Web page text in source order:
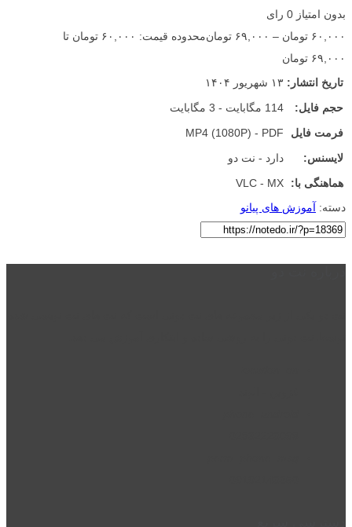
بدون امتیاز 0 رای
۶۰,۰۰۰ تومان – ۶۹,۰۰۰ تومان
محدوده قیمت: ۶۰,۰۰۰ تومان تا
۶۹,۰۰۰ تومان
تاریخ انتشار: ۱۳ شهریور ۱۴۰۴
حجم فایل:
114 مگابایت - 3 مگابایت
فرمت فایل
MP4 (1080P) - PDF
لایسنس:
دارد - نت دو
هماهنگی با:
VLC - MX
دسته: آموزش های پیانو